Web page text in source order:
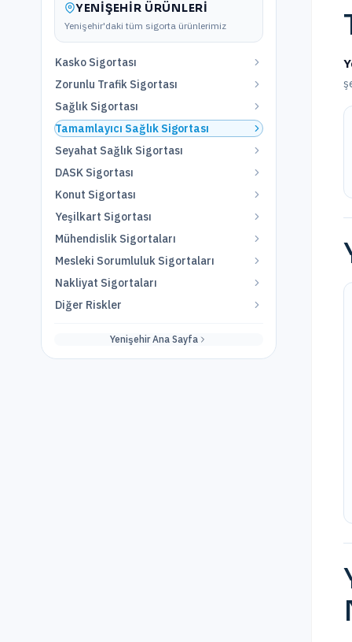
YENIŞEHIR ÜRÜNLERI
Yenişehir'daki tüm sigorta ürünlerimiz
Kasko Sigortası
Zorunlu Trafik Sigortası
Sağlık Sigortası
Tamamlayıcı Sağlık Sigortası
Seyahat Sağlık Sigortası
DASK Sigortası
Konut Sigortası
Yeşilkart Sigortası
Mühendislik Sigortaları
Mesleki Sorumluluk Sigortaları
Nakliyat Sigortaları
Diğer Riskler
YenişehirAna Sayfa